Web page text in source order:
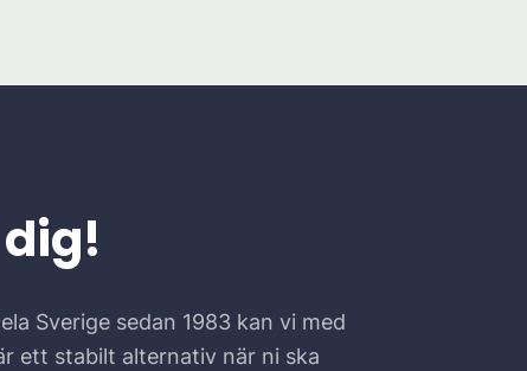
Sverige sedan 1983 kan vi med
ett stabilt alternativ när ni ska